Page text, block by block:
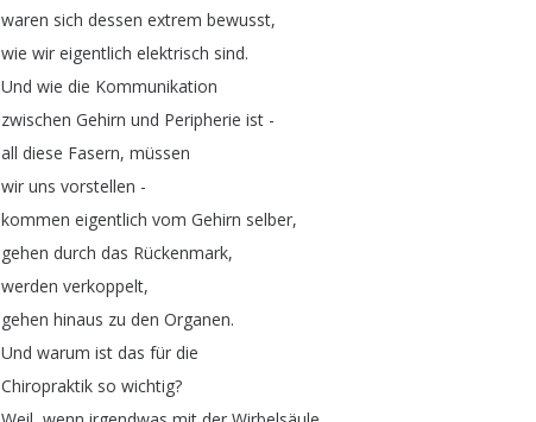
waren sich dessen extrem bewusst,
wie wir eigentlich elektrisch sind.
Und wie die Kommunikation
zwischen Gehirn und Peripherie ist -
all diese Fasern, müssen
wir uns vorstellen -
kommen eigentlich vom Gehirn selber,
gehen durch das Rückenmark,
werden verkoppelt,
gehen hinaus zu den Organen.
Und warum ist das für die
Chiropraktik so wichtig?